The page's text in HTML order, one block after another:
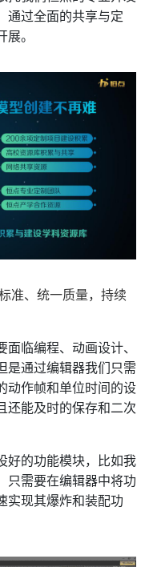
通过全面的共享与定
。
准、统一质量，持续
临编程、动画设计、
是通过编辑器我们只需
动作帧和单位时间的设
还能及时的保存和二次
好的功能模块，比如我
只需要在编辑器中将功
实现其爆炸和装配功